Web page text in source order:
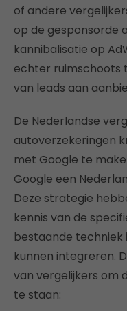
of andere
op de gesponsorde
kannibalisatie op
echter ruimschoots
van leads aan
De Nederlandse
autoverzekeringen
met Google te
Google een
Deze strategie
kennis van de
bestaande techniek
kunnen integreren.
van vergelijkers om
te staan: